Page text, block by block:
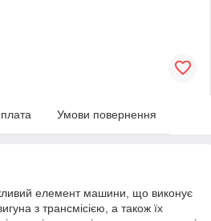
Умови повернення
елемент машини, що виконує
з трансмісією, а також їх